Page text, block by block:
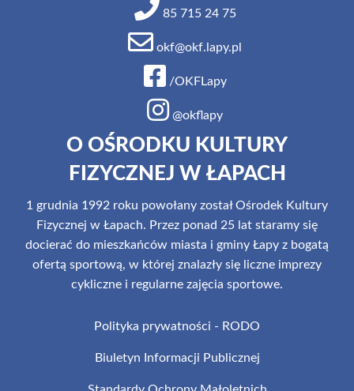
85 715 24 75
okf@okf.lapy.pl
/OKFLapy
@okflapy
O OŚRODKU KULTURY
FIZYCZNEJ W ŁAPACH
1 grudnia 1992 roku powołany został Ośrodek Kultury
Fizycznej w Łapach. Przez ponad 25 lat staramy się
docierać do mieszkańców miasta i gminy Łapy z bogatą
ofertą sportową, w której znalazły się liczne imprezy
cykliczne i regularne zajęcia sportowe.
Polityka prywatności - RODO
Biuletyn Informacji Publicznej